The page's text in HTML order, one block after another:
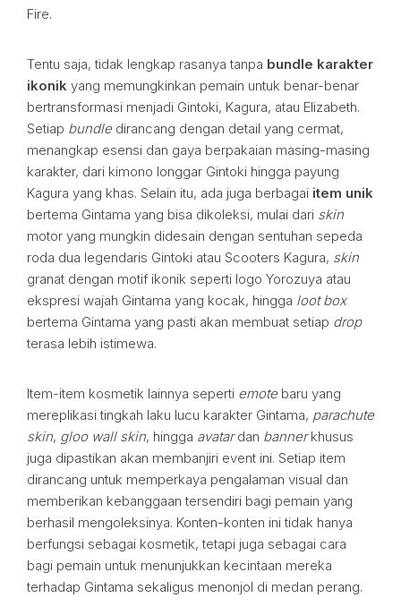
Fire.
Tentu saja, tidak lengkap rasanya tanpa bundle karakter
ikonik yang memungkinkan pemain untuk benar-benar
bertransformasi menjadi Gintoki, Kagura, atau Elizabeth.
Setiap bundledirancang dengan detail yang cermat,
menangkap esensi dan gaya berpakaian masing-masing
karakter, dari kimono longgar Gintoki hingga payung
Kagura yang khas. Selain itu, ada juga berbagai item unik
bertema Gintama yang bisa dikoleksi, mulai dari skin
motor yang mungkin didesain dengan sentuhan sepeda
roda dua legendaris Gintoki atau Scooters Kagura, skin
granat dengan motif ikonik seperti logo Yorozuya atau
ekspresi wajah Gintama yang kocak, hingga loot box
bertema Gintama yang pasti akan membuat setiap drop
terasa lebih istimewa.
Item-item kosmetik lainnya seperti emotebaru yang
mereplikasi tingkah laku lucu karakter Gintama, parachute
skin, gloo wall skin, hingga avatardan bannerkhusus
juga dipastikan akan membanjiri event ini. Setiap item
dirancang untuk memperkaya pengalaman visual dan
memberikan kebanggaan tersendiri bagi pemain yang
berhasil mengoleksinya. Konten-konten ini tidak hanya
berfungsi sebagai kosmetik, tetapi juga sebagai cara
bagi pemain untuk menunjukkan kecintaan mereka
terhadap Gintama sekaligus menonjol di medan perang.